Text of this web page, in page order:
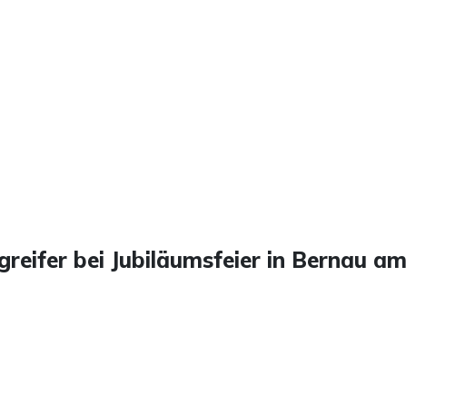
bei Jubiläumsfeier in Bernau am